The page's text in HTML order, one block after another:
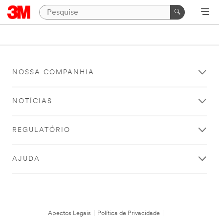
NOSSA COMPANHIA
NOTÍCIAS
REGULATÓRIO
AJUDA
Apectos Legais Política de Privacidade